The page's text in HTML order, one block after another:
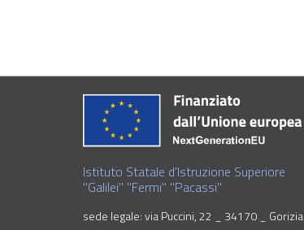
Istituto Statale d'Istruzione Superiore
"Galilei" "Fermi" "Pacassi"
sede legale: via Puccini, 22 _ 34170 _ Gorizia